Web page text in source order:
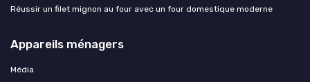
Réussir un filet mignon au four avec un four domestique moderne
Appareils ménagers
Média